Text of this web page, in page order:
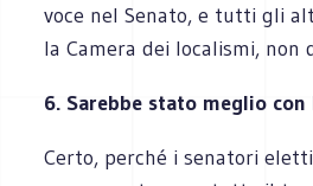
voce nel Senato, e tutti gli
la Camera dei localismi, non
6. Sarebbe stato meglio con
Certo, perché i senatori